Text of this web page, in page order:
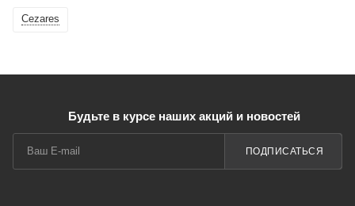
Cezares
Будьте в курсе наших акций и новостей
ПОДПИСАТЬСЯ